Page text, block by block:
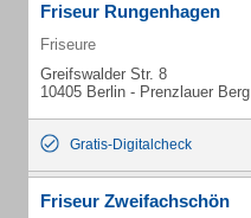
Friseur Rungenhagen
Friseure
Greifswalder Str. 8
10405 Berlin - Prenzlauer Berg
Gratis-Digitalcheck
Friseur Zweifachschön